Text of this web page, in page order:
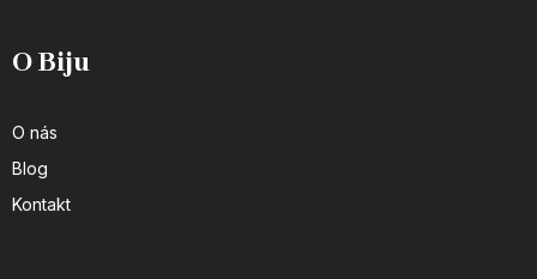
O Biju
O nás
Blog
Kontakt